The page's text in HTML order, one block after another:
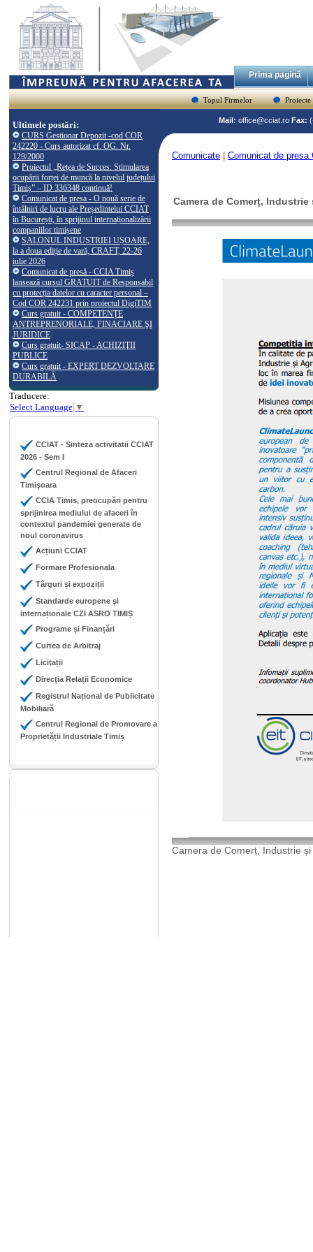
Prima pagină
Topul Firmelor Proiecte
Ultimele postări:
CURS Gestionar Depozit -cod COR
242220 - Curs autorizat cf. OG. Nr.
129/2000
Proiectul „Rețea de Succes: Stimularea
ocupării forței de muncă la nivelul județului
Timiș” – ID 336348 continuă!
Comunicat de presa - O nouă serie de
întâlniri de lucru ale Președintelui CCIAT
în București, în sprijinul internaționalizării
companiilor timișene
SALONUL INDUSTRIEI UȘOARE,
la a doua ediție de vară, CRAFT, 22-26
iulie 2026
Comunicat de presă - CCIA Timiș
lansează cursul GRATUIT de Responsabil
cu protecția datelor cu caracter personal –
Cod COR 242231 prin proiectul DigiTIM
Curs gratuit - COMPETENŢE
ANTREPRENORIALE, FINACIARE ŞI
JURIDICE
Curs gratuit- SICAP - ACHIZIŢII
PUBLICE
Curs gratuit - EXPERT DEZVOLTARE
DURABILĂ
Traducere:
Select Language ▼
CCIAT - Sinteza activitatii CCIAT
2026 - Sem I
Centrul Regional de Afaceri
Timișoara
CCIA Timis, preocupări pentru
sprijinirea mediului de afaceri în
contextul pandemiei generate de
noul coronavirus
Acțiuni CCIAT
Formare Profesionala
Târguri și expoziții
Standarde europene și
internaționale CZI ASRO TIMIȘ
Programe și Finanțări
Curtea de Arbitraj
Licitații
Direcția Relații Economice
Registrul Național de Publicitate
Mobiliară
Centrul Regional de Promovare a
Proprietății Industriale Timiș
Mail: office@cciat.ro Fax:
Comunicate Comunicat de presa
Camera de Comerț,
Camera de Comerț, Industrie